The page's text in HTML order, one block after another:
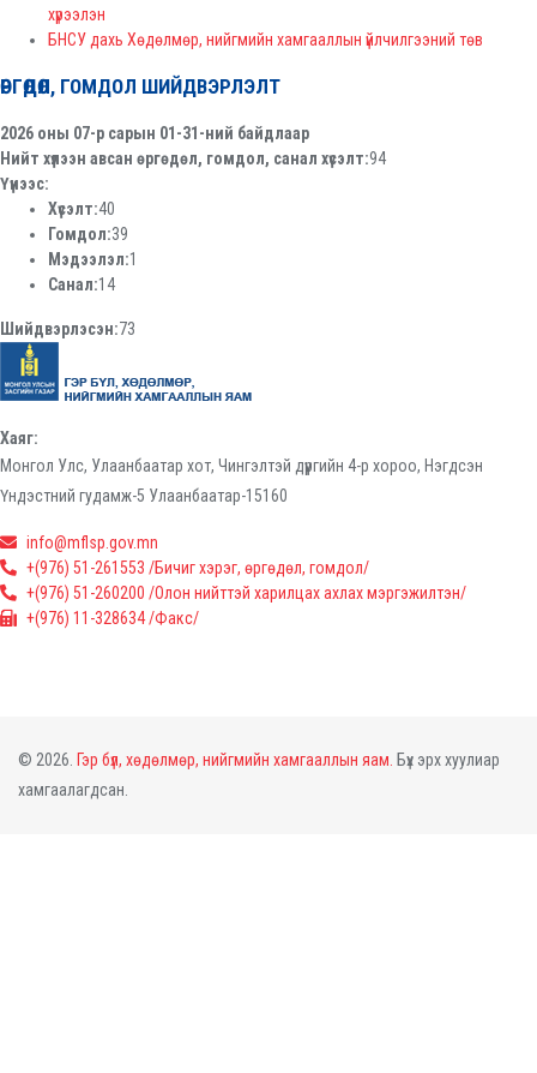
хүрээлэн
БНСУ дахь Хөдөлмөр, нийгмийн хамгааллын үйлчилгээний төв
ӨРГӨДӨЛ, ГОМДОЛ ШИЙДВЭРЛЭЛТ
2026 оны 07-р сарын 01-31-ний байдлаар
Нийт хүлээн авсан өргөдөл, гомдол, санал хүсэлт:94
Үүнээс:
Хүсэлт:40
Гомдол:39
Мэдээлэл:1
Санал:14
Шийдвэрлэсэн:73
Хаяг:
Монгол Улс, Улаанбаатар хот, Чингэлтэй дүүргийн 4-р хороо, Нэгдсэн
Үндэстний гудамж-5 Улаанбаатар-15160
info@mflsp.gov.mn
+(976) 51-261553 /Бичиг хэрэг, өргөдөл, гомдол/
+(976) 51-260200 /Олон нийттэй харилцах ахлах мэргэжилтэн/
+(976) 11-328634 /Факс/
© 2026. Гэр бүл, хөдөлмөр, нийгмийн хамгааллын яам. Бүх эрх хуулиар
хамгаалагдсан.